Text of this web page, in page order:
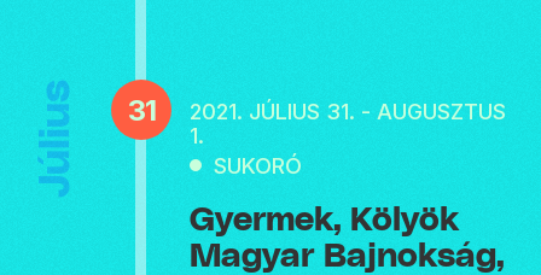
Július 31
2021. JÚLIUS 31. - AUGUSZTUS
1.
SUKORÓ
Gyermek, Kölyök
Magyar Bajnokság,